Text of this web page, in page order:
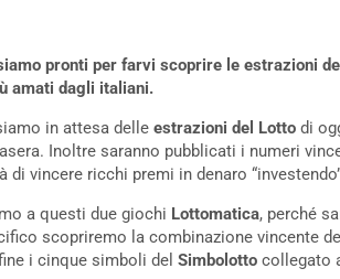
pronti per farvi scoprire le estrazioni
amati dagli italiani.
in attesa delle estrazioni del Lotto di
Inoltre saranno pubblicati i numeri
vincere ricchi premi in denaro
a questi due giochi Lottomatica, perché
scopriremo la combinazione vincente del
i cinque simboli del Simbolotto collegato